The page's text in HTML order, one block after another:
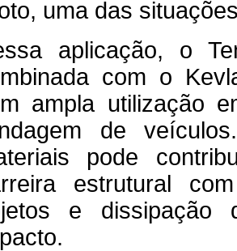
uma das
aplicação, o
com o
ampla utilização
de
pode
estrutural
e dissipação